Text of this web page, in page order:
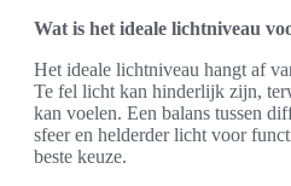
Wat is het ideale lichtniveau
Het ideale lichtniveau hangt af
Te fel licht kan hinderlijk zijn,
kan voelen. Een balans tussen
sfeer en helderder licht voor
beste keuze.